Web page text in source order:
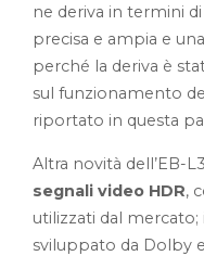
ne deriva in termini
precisa e ampia e
perché la deriva è
sul funzionamento
riportato in questa
Altra novità dell’EB-
segnali video HDR,
utilizzati dal
sviluppato da Dolby